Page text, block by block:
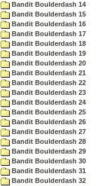
Bandit Boulderdash 14
Bandit Boulderdash 15
Bandit Boulderdash 16
Bandit Boulderdash 17
Bandit Boulderdash 18
Bandit Boulderdash 19
Bandit Boulderdash 20
Bandit Boulderdash 21
Bandit Boulderdash 22
Bandit Boulderdash 23
Bandit Boulderdash 24
Bandit Boulderdash 25
Bandit Boulderdash 26
Bandit Boulderdash 27
Bandit Boulderdash 28
Bandit Boulderdash 29
Bandit Boulderdash 30
Bandit Boulderdash 31
Bandit Boulderdash 32